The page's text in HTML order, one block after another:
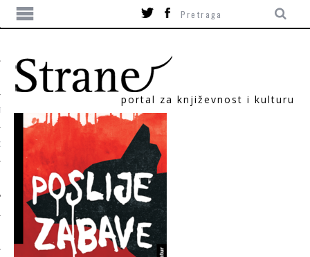
portal za književnost i kulturu